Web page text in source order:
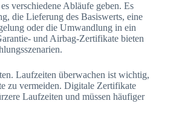
verschiedene Abläufe geben. Es
die Lieferung des Basiswerts, eine
oder die Umwandlung in ein
und Airbag-Zertifikate bieten
Laufzeiten überwachen ist wichtig,
zu vermeiden. Digitale Zertifikate
Laufzeiten und müssen häufiger